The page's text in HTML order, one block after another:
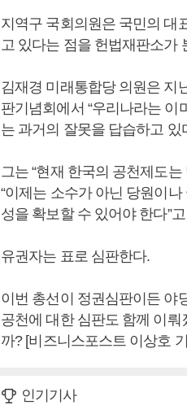
지역구 국회의원은 국민의 대
고 있다는 점을 헌법재판소가
김재경 미래통합당 의원은 지
판기념회에서 “우리나라는
는 과거의 잘못을 답습하고 있
그는 “현재 한국의 공천제도
“이제는 소수가 아닌 당원이
성을 확보할 수 있어야 한다”
유권자는 표로 심판한다.
이번 총선이 정권심판이든 야
공천에 대한 심판도 함께 이
까? [비즈니스포스트 이상호
인기기사